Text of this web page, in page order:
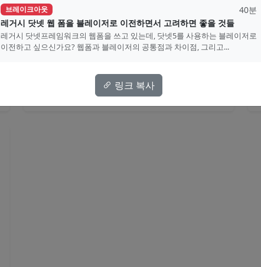
온 이 시점에서 Xamarin,...
이종인
자료
브레이크아웃
40분
레거시 닷넷 웹 폼을 블레이저로 이전하면서 고려하면 좋을 것들
레거시 닷넷프레임워크의 웹폼을 쓰고 있는데, 닷넷5를 사용하는 블레이저로
이전하고 싶으신가요? 웹폼과 블레이저의 공통점과 차이점, 그리고...
링크 복사